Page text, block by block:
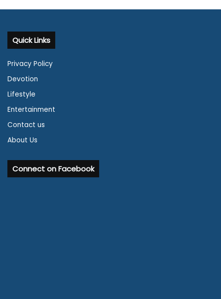
Quick Links
Privacy Policy
Devotion
Lifestyle
Entertainment
Contact us
About Us
Connect on Facebook